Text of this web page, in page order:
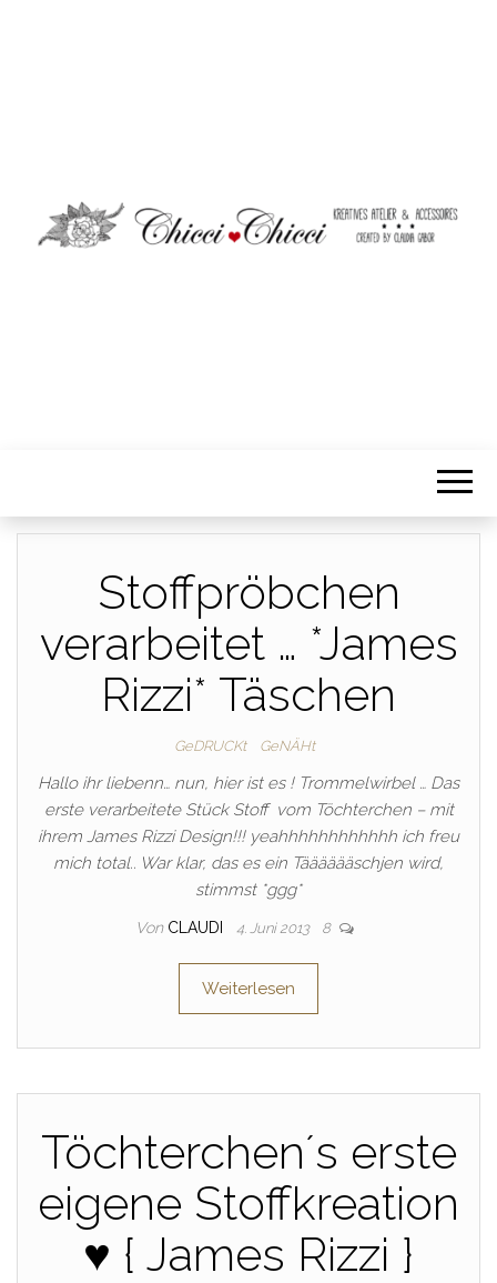
Stoffpröbchen
verarbeitet … *James
Rizzi* Täschen
GeDRUCKt GeNÄHt
Hallo ihr liebenn… nun, hier ist es ! Trommelwirbel … Das
erste verarbeitete Stück Stoff vom Töchterchen – mit
ihrem James Rizzi Design!!! yeahhhhhhhhhhhh ich freu
mich total.. War klar, das es ein Tääääääschjen wird,
stimmst *ggg*
Von CLAUDI 4. Juni 2013 8
Weiterlesen
Töchterchen´s erste
eigene Stoffkreation
♥ { James Rizzi }